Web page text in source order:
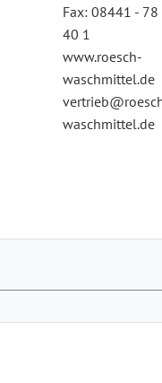
Fax: 08441 - 78
40 1
www.roesch-
waschmittel.de
waschmittel.de